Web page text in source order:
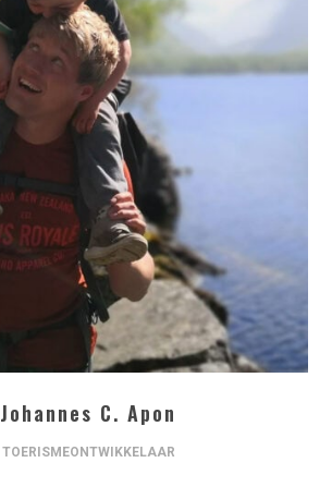
Johannes C. Apon
TOERISMEONTWIKKELAAR